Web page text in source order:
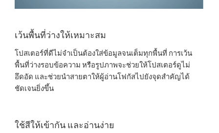
เว้นพื้นที่ว่างให้เหมาะสม
โปสเตอร์ที่ดีไม่จำเป็นต้องใส่ข้อมูลจนเต็มทุกพื้นที่ การเว้น
พื้นที่ว่างรอบข้อความ หรือรูปภาพจะช่วยให้โปสเตอร์ดูไม่
อึดอัด และช่วยนำสายตาให้ผู้อ่านโฟกัสไปยังจุดสำคัญได้
ชัดเจนยิ่งขึ้น
ใช้สีให้เข้ากัน และอ่านง่าย